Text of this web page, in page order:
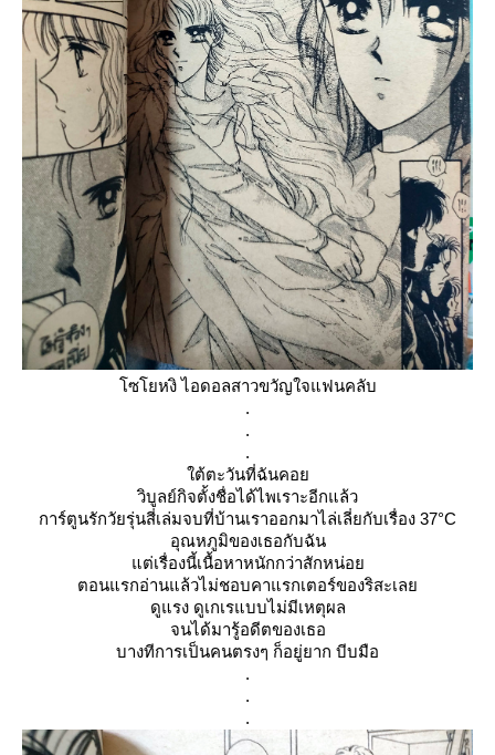
ซโยหงิ ไอดอลสาวขวัญใจแฟนคลับ
.
.
.
ต้ตะวันที่ฉันคอ
วิบูลย์กิจตั้งชื่อได้ไพเราะอีกแล้ว
การ์ตูนรักวัยรุ่นสี่เล่มจบที่บ้านเราออกมาไล่เลี่ยกับเรื่อง 37°C
อุณหภูมิของเธอกับฉัน
ต่เรื่องนี้เนื้อหาหนักกว่าสักหน่อ
ตอนแรกอ่านแล้วไม่ชอบคาแรกเตอร์ของริสะเล
ดูแรง ดูเกเรแบบไม่มีเหตุผล
จนได้มารู้อดีตของเธอ
บางทีการเป็นคนตรงๆ ก็อยู่ยาก บีบมือ
.
.
.